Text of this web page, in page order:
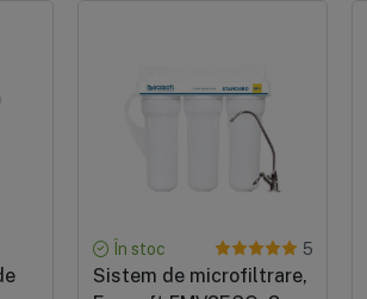
În stoc 5
Sistem de microfiltrare,